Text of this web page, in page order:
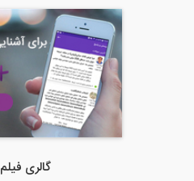
گالری فیلم 808